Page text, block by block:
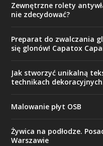
Zewnętrzne rolety
nie zdecydować?
Preparat do zwalczania
się glonów! Capatox
Jak stworzyć unikalną
technikach
Malowanie płyt OSB
Żywica na podłodze.
Warszawie